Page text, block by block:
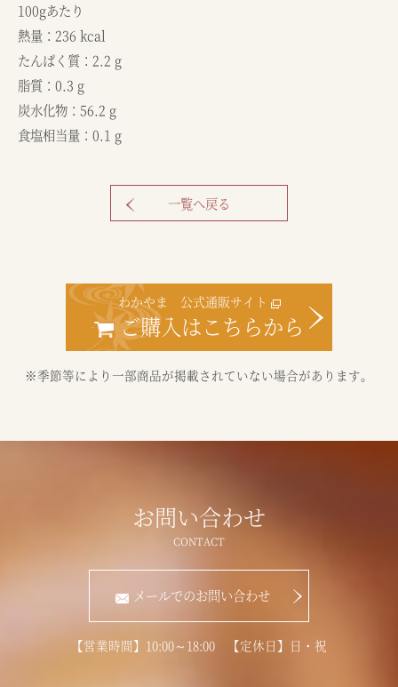
100gあたり
熱量：236 kcal
たんぱく質：2.2 g
脂質：0.3 g
炭水化物：56.2 g
食塩相当量：0.1 g
一覧へ戻る
わかやま 公式通販サイト
ご購入はこちらから
※季節等により一部商品が掲載されていない場合があります。
お問い合わせ
メールでのお問い合わせ
【営業時間】10:00～18:00 【定休日】日・祝